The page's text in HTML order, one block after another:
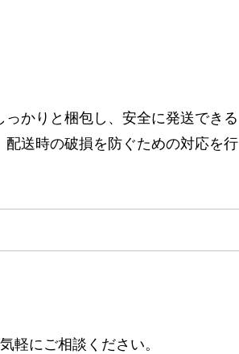
かりと梱包し、安全に発送できる
送時の破損を防ぐための対応を行
軽にご相談ください。